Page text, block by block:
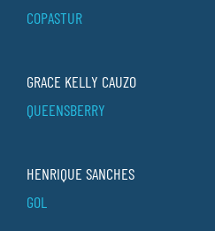
COPASTUR
GRACE KELLY CAUZO
QUEENSBERRY
HENRIQUE SANCHES
GOL